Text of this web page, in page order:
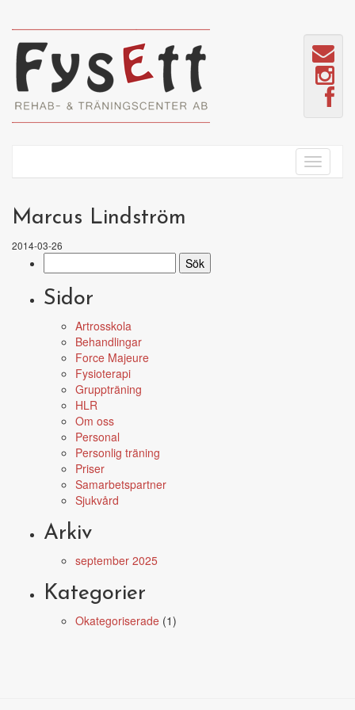
Marcus Lindström
2014-03-26
efter:
Sidor
Artrosskola
Behandlingar
Force Majeure
Fysioterapi
Gruppträning
HLR
Om oss
Personal
Personlig träning
Priser
Samarbetspartner
Sjukvård
Arkiv
september 2025
Kategorier
Okategoriserade (1)